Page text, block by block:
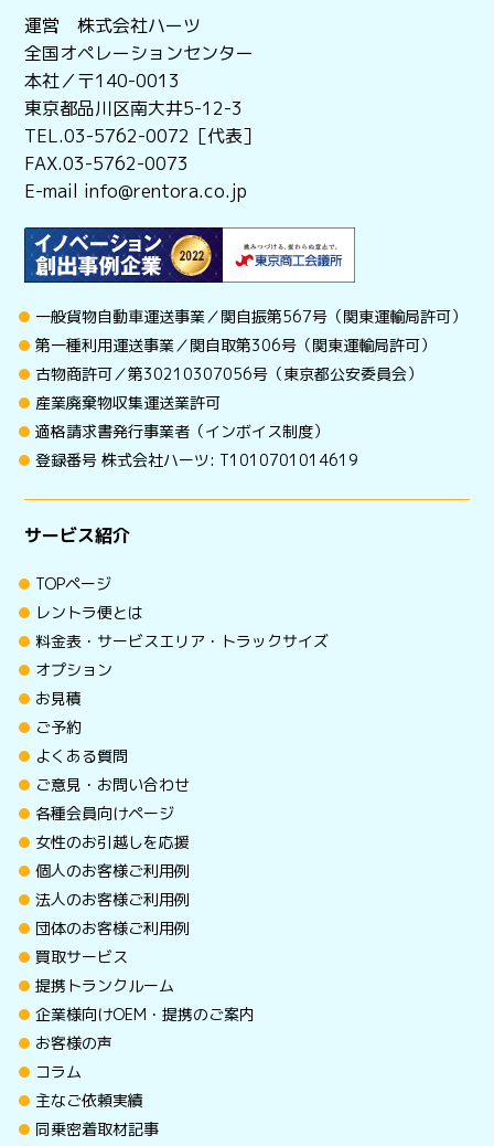
運営 株式会社ハーツ
全国オペレーションセンター
本社／〒140-0013
東京都品川区南大井5-12-3
TEL.03-5762-0072［代表］
FAX.03-5762-0073
E-mail info@rentora.co.jp
一般貨物自動車運送事業／関自振第567号（関東運輸局許可）
第一種利用運送事業／関自取第306号（関東運輸局許可）
古物商許可／第30210307056号（東京都公安委員会）
産業廃棄物収集運送業許可
適格請求書発行事業者（インボイス制度）
登録番号 株式会社ハーツ: T1010701014619
サービス紹介
TOPページ
レントラ便とは
料金表・サービスエリア・トラックサイズ
オプション
お見積
ご予約
よくある質問
ご意見・お問い合わせ
各種会員向けページ
女性のお引越しを応援
個人のお客様ご利用例
法人のお客様ご利用例
団体のお客様ご利用例
買取サービス
提携トランクルーム
企業様向けOEM・提携のご案内
お客様の声
コラム
主なご依頼実績
同乗密着取材記事